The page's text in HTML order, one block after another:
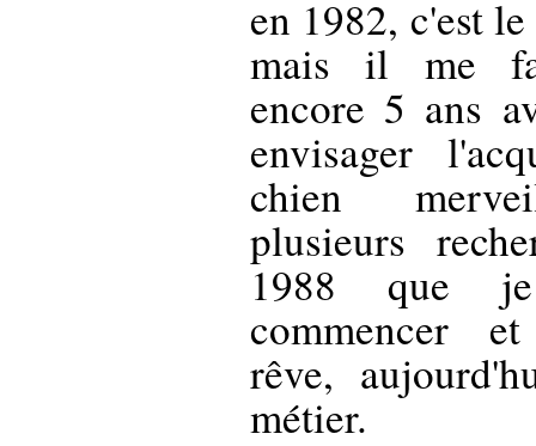
en 1982, c'est
mais il me
encore 5 ans
envisager
chien
plusieurs
1988 que
commencer
rêve,
métier.